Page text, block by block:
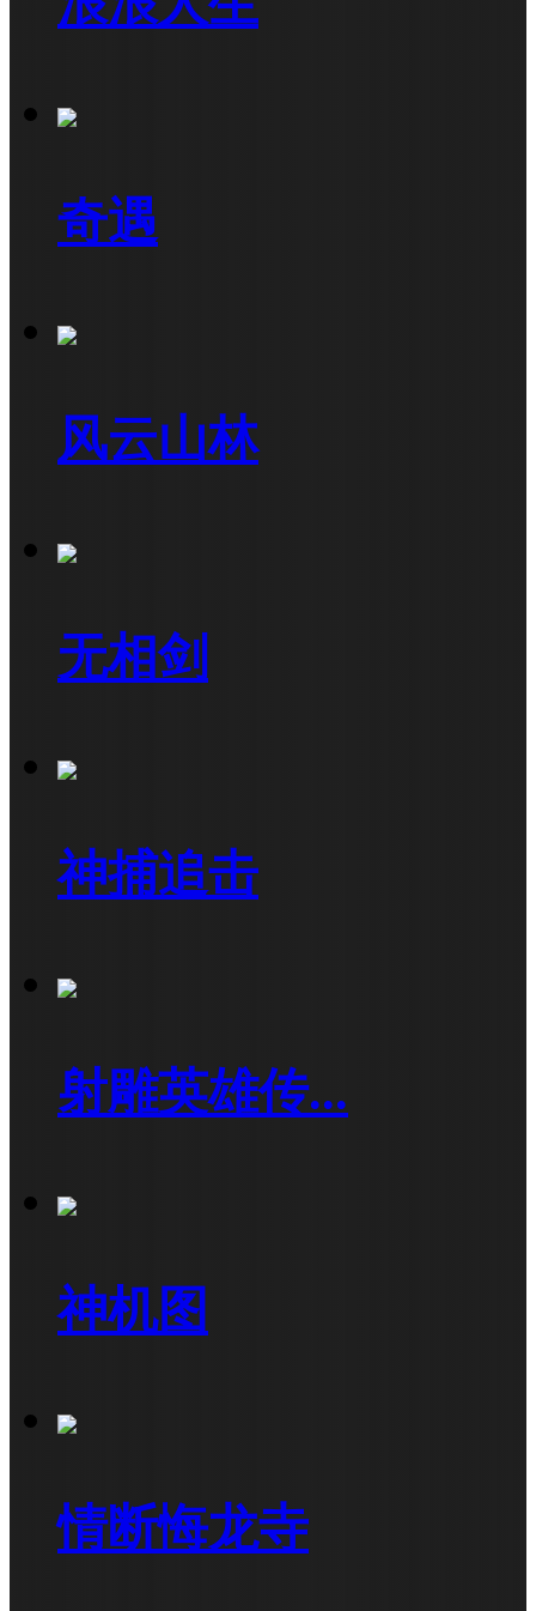
奇遇
风云山林
无相剑
神捕追击
射雕英雄传...
神机图
情断悔龙寺